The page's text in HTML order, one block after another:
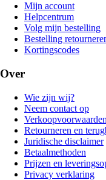
Mijn account
Helpcentrum
Volg mijn bestelling
Bestelling
Kortingscodes
Over
Wie zijn wij?
Neem contact op
Verkoopvoorwaarden
Retourneren en
Juridische disclaimer
Betaalmethoden
Prijzen en
Privacy verklaring